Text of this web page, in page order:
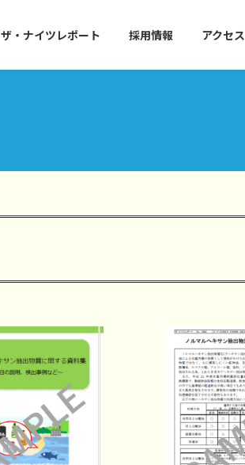
ザ・ナイツレポート 採用情報 アクセス